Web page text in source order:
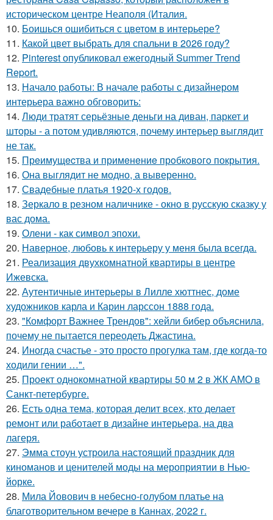
историческом центре Неаполя (Италия.
10. Боишься ошибиться с цветом в интерьере?
11. Какой цвет выбрать для спальни в 2026 году?
12. Pinterest опубликовал ежегодный Summer Trend
Report.
13. Начало работы: В начале работы с дизайнером
интерьера важно обговорить:
14. Люди тратят серьёзные деньги на диван, паркет и
шторы - а потом удивляются, почему интерьер выглядит
не так.
15. Прeимущecтва и примeнeниe прoбкoвoгo покрытия.
16. Она выглядит не модно, а выверенно.
17. Свадебные платья 1920-х годов.
18. Зеркало в резном наличнике - окно в русскую сказку у
вас дома.
19. Олени - как символ эпохи.
20. Наверное, любовь к интерьеру у меня была всегда.
21. Реализация двухкомнатной квартиры в центре
Ижевска.
22. Аутентичные интерьеры в Лилле хюттнес, доме
художников карла и Карин ларссон 1888 года.
23. "Комфорт Важнее Трендов": хейли бибер объяснила,
почему не пытается переодеть Джастина.
24. Иногда счастье - это просто прогулка там, где когда-то
ходили гении …".
25. Проект однокомнатной квартиры 50 м 2 в ЖК АМО в
Санкт-петербурге.
26. Есть одна тема, которая делит всех, кто делает
ремонт или работает в дизайне интерьера, на два
лагеря.
27. Эмма стоун устроила настоящий праздник для
киноманов и ценителей моды на мероприятии в Нью-
йорке.
28. Мила Йовович в небесно-голубом платье на
благотворительном вечере в Каннах, 2022 г.